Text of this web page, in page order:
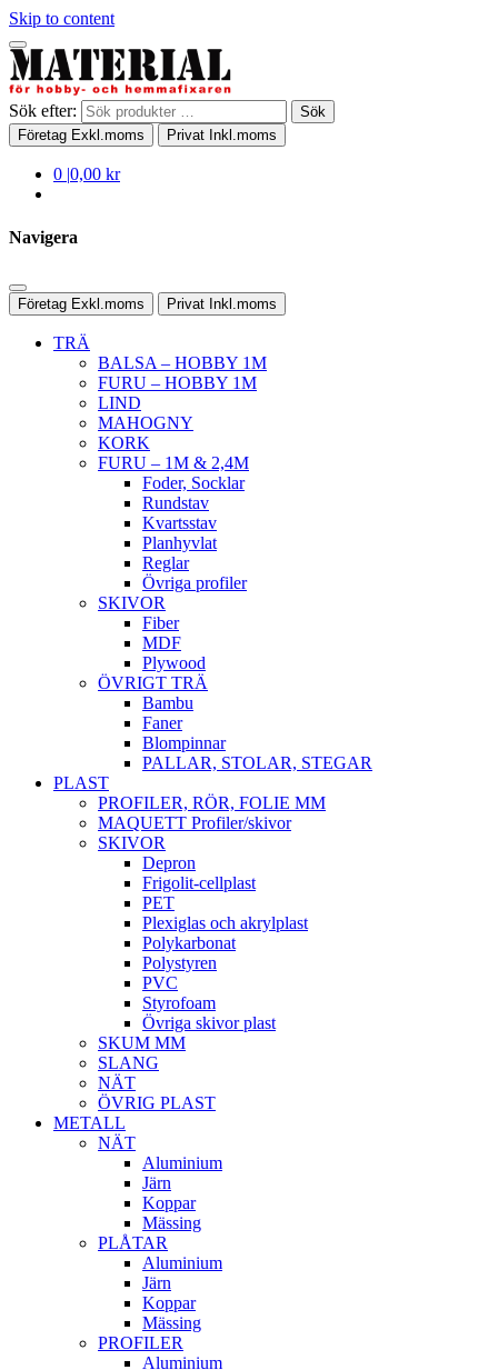
Skip to content
Sök efter:
Sök
Företag Exkl.moms Privat Inkl.moms
0 |0,00 kr
Navigera
Företag Exkl.moms Privat Inkl.moms
TRÄ
BALSA – HOBBY 1M
FURU – HOBBY 1M
LIND
MAHOGNY
KORK
FURU – 1M & 2,4M
Foder, Socklar
Rundstav
Kvartsstav
Planhyvlat
Reglar
Övriga profiler
SKIVOR
Fiber
MDF
Plywood
ÖVRIGT TRÄ
Bambu
Faner
Blompinnar
PALLAR, STOLAR, STEGAR
PLAST
PROFILER, RÖR, FOLIE MM
MAQUETT Profiler/skivor
SKIVOR
Depron
Frigolit-cellplast
PET
Plexiglas och akrylplast
Polykarbonat
Polystyren
PVC
Styrofoam
Övriga skivor plast
SKUM MM
SLANG
NÄT
ÖVRIG PLAST
METALL
NÄT
Aluminium
Järn
Koppar
Mässing
PLÅTAR
Aluminium
Järn
Koppar
Mässing
PROFILER
Aluminium